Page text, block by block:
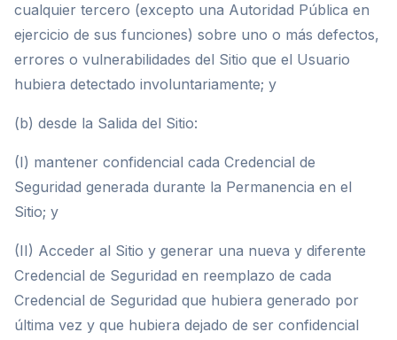
cualquier tercero (excepto una Autoridad Pública en
ejercicio de sus funciones) sobre uno o más defectos,
errores o vulnerabilidades del Sitio que el Usuario
hubiera detectado involuntariamente; y
(b) desde la Salida del Sitio:
(I) mantener confidencial cada Credencial de
Seguridad generada durante la Permanencia en el
Sitio; y
(II) Acceder al Sitio y generar una nueva y diferente
Credencial de Seguridad en reemplazo de cada
Credencial de Seguridad que hubiera generado por
última vez y que hubiera dejado de ser confidencial